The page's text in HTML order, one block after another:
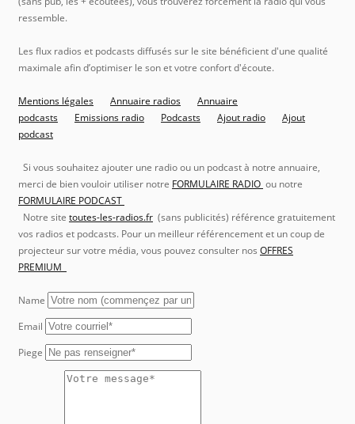
ressemble.
Les flux radios et podcasts diffusés sur le site bénéficient d'une qualité
maximale afin d’optimiser le son et votre confort d'écoute.
Mentions légales Annuaire radios
Annuaire
podcasts
Emissions radio Podcasts Ajout radio
Ajout
podcast
Si vous souhaitez ajouter une radio ou un podcast à notre annuaire,
merci de bien vouloir utiliser notre FORMULAIRE RADIO ou notre
FORMULAIRE PODCAST
Notre site toutes-les-radios.fr (sans publicités) référence gratuitement
vos radios et podcasts. Pour un meilleur référencement et un coup de
projecteur sur votre média, vous pouvez consulter nos OFFRES
PREMIUM
Name
Email
Piege